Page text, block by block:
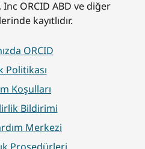
Inc ORCID ABD ve diğer
kayıtlıdır.
ORCID
Politikası
Koşulları
Bildirimi
Merkezi